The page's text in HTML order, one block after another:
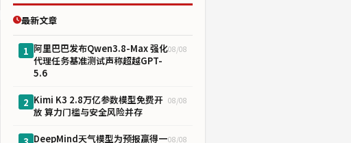
最新文章
1 阿里巴巴发布Qwen3.8-Max 强化
代理任务基准测试声称超越GPT-
5.6
08/08
2 Kimi K3 2.8万亿参数模型免费开
放 算力门槛与安全风险并存
08/08
DeepMind天气模型为预报赢得一08/08